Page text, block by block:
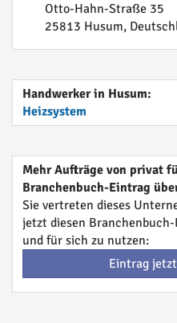
Otto-Hahn-Straße 35
25813 Husum,
Handwerker in Husum:
Heizsystem
Mehr Aufträge von privat
Branchenbuch-Eintrag
Sie vertreten dieses
jetzt diesen
und für sich zu nutzen:
Eintrag